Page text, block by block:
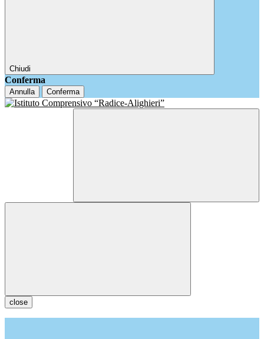
Chiudi
Conferma
Annulla Conferma
close